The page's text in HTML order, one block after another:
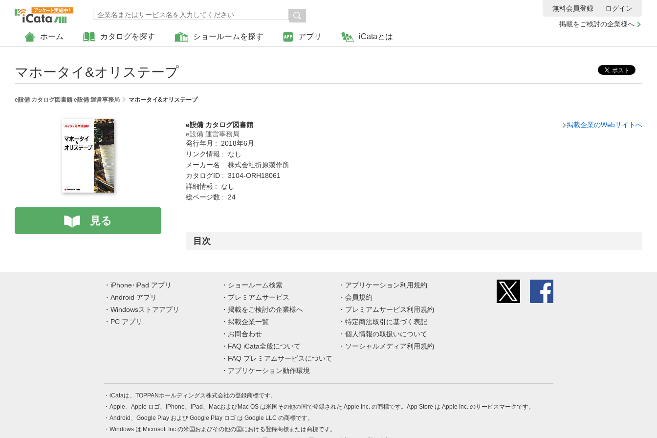
ホーム カタログを探す ショールームを探す アプリ iCataとは
掲載をご検討の企業様へ
無料会員登録 ログイン
マホータイ&オリステープ
e設備 カタログ図書館 e設備 運営事務局 マホータイ&オリステープ
見る
e設備 カタログ図書館
e設備 運営事務局
発行年月 : 2018年6月
リンク情報 : なし
メーカー名 : 株式会社折原製作所
カタログID : 3104-ORH18061
詳細情報 : なし
総ページ数 : 24
掲載企業のWebサイトへ
目次
iPhone･iPad アプリ
Android アプリ
Windowsストアアプリ
PC アプリ
ショールーム検索
プレミアムサービス
掲載をご検討の企業様へ
掲載企業一覧
お問合わせ
FAQ iCata全般について
FAQ プレミアムサービスについて
アプリケーション動作環境
アプリケーション利用規約
会員規約
プレミアムサービス利用規約
特定商法取引に基づく表記
個人情報の取扱いについて
ソーシャルメディア利用規約
iCataは、TOPPANホールディングス株式会社の登録商標です。
Apple、Apple ロゴ、iPhone、iPad、MacおよびMac OS は米国その他の国で登録された Apple Inc. の商標です。App Store は Apple Inc. のサービスマークです。
Android、Google Play および Google Play ロゴ は Google LLC の商標です。
Windows は Microsoft Inc.の米国およびその他の国における登録商標または商標です。